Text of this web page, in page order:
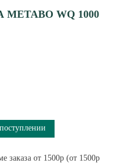
WQ 1000
от 1500р (от 1500р